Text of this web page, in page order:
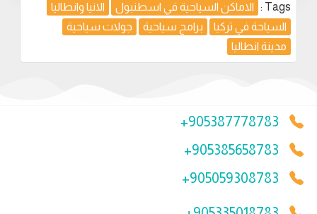
Tags : الاماكن السياحية في اسطنبول
الانيا وانطاليا
السياحة في تركيا
برامج سياحية
جولات سياحية
مدينة انطاليا
+905387778783
+905385658783
+905059308783